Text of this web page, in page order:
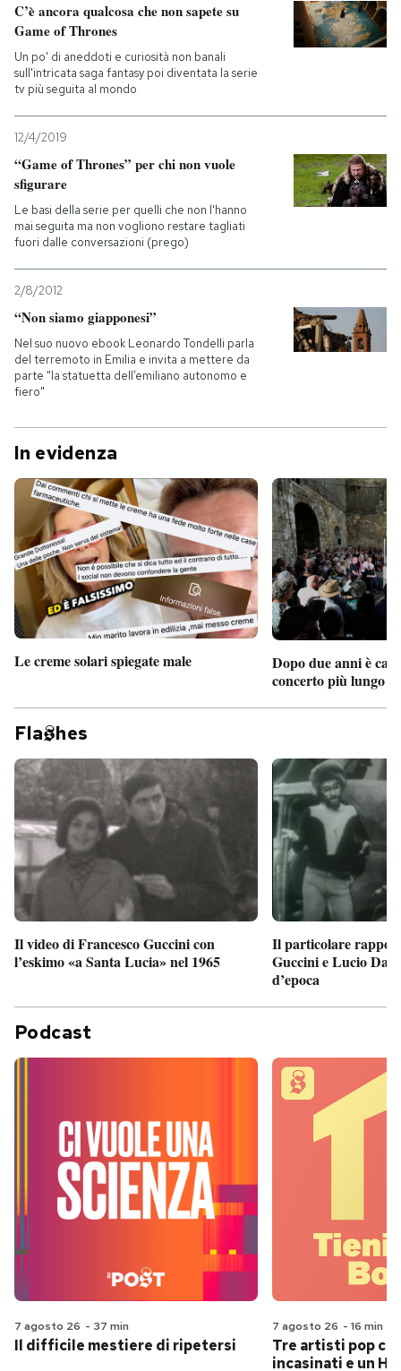
C’è ancora qualcosa che non sapete su
Game of Thrones
Un po' di aneddoti e curiosità non banali
sull'intricata saga fantasy poi diventata la serie
tv più seguita al mondo
12/4/2019
“Game of Thrones” per chi non vuole
sfigurare
Le basi della serie per quelli che non l'hanno
mai seguita ma non vogliono restare tagliati
fuori dalle conversazioni (prego)
2/8/2012
“Non siamo giapponesi”
Nel suo nuovo ebook Leonardo Tondelli parla
del terremoto in Emilia e invita a mettere da
parte "la statuetta dell’emiliano autonomo e
fiero"
In evidenza
Le creme solari spiegate male
Dopo due anni è
concerto più lungo
Fla hes
Il video di Francesco Guccini con
l’eskimo «a Santa Lucia» nel 1965
Il particolare
Guccini e Lucio
d’epoca
Podcast
7 agosto 26 - 37 min
Il difficile mestiere di ripetersi
7 agosto 26 - 16 min
Tre artisti pop
incasinati e un